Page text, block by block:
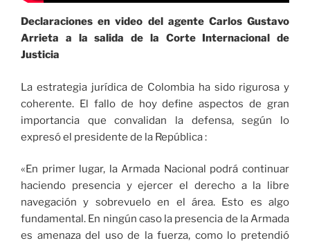
Declaraciones en video del agente Carlos Gustavo
Arrieta a la salida de la Corte Internacional de
Justicia
La estrategia jurídica de Colombia ha sido rigurosa y
coherente. El fallo de hoy define aspectos de gran
importancia que convalidan la defensa, según lo
expresó el presidente de la República :
«En primer lugar, la Armada Nacional podrá continuar
haciendo presencia y ejercer el derecho a la libre
navegación y sobrevuelo en el área. Esto es algo
fundamental. En ningún caso la presencia de la Armada
es amenaza del uso de la fuerza, como lo pretendió